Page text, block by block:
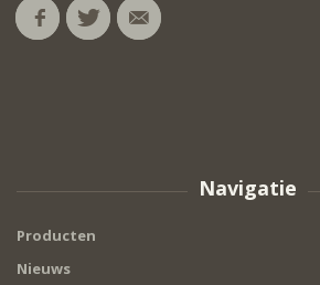
Navigatie
Producten
Nieuws